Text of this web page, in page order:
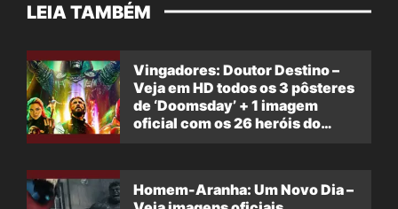
LEIA TAMBÉM
Vingadores: Doutor Destino –
Veja em HD todos os 3 pôsteres
de ‘Doomsday’ + 1 imagem
oficial com os 26 heróis do
Homem-Aranha: Um Novo Dia –